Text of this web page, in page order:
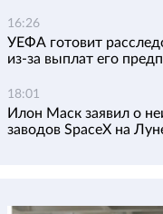
16:26
УЕФА готовит
из-за выплат его
18:01
Илон Маск заявил о
заводов SpaceX на